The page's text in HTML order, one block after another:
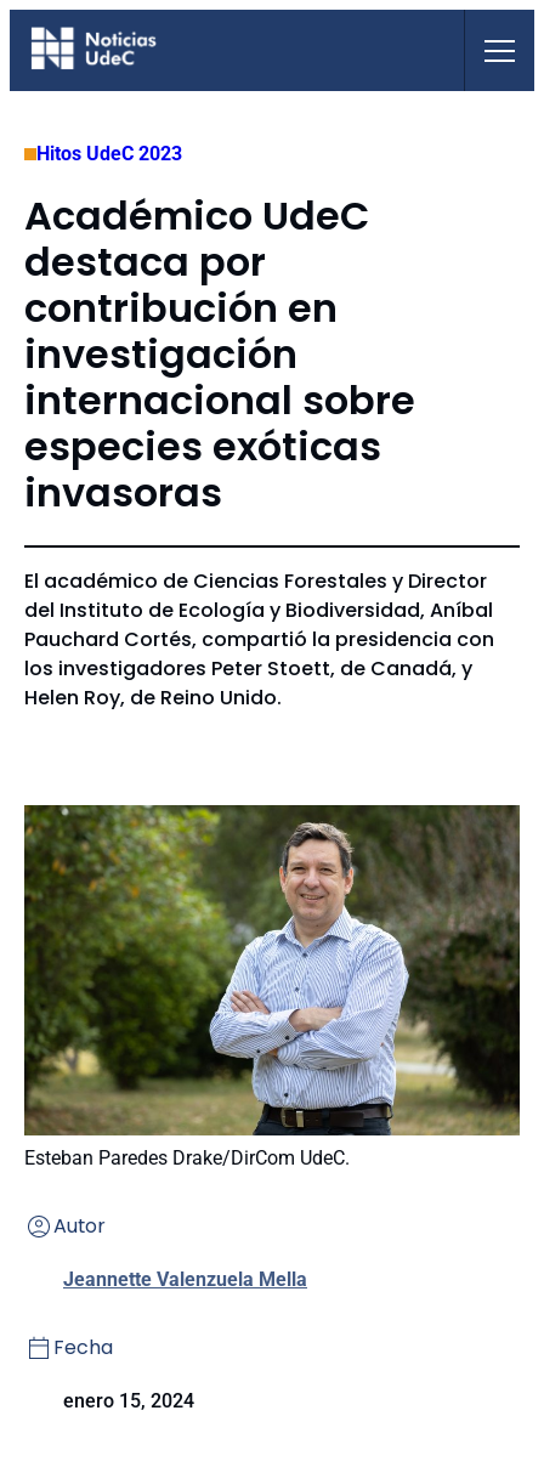
Saltar
Hitos UdeC 2023
Académico UdeC
destaca por
contribución en
investigación
internacional sobre
especies exóticas
invasoras
El académico de Ciencias Forestales y Director
del Instituto de Ecología y Biodiversidad, Aníbal
Pauchard Cortés, compartió la presidencia con
los investigadores Peter Stoett, de Canadá, y
Helen Roy, de Reino Unido.
Esteban Paredes Drake/DirCom UdeC.
Autor
Jeannette Valenzuela Mella
Fecha
enero 15, 2024